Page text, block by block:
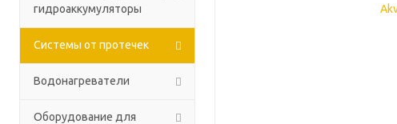
гидроаккумуляторы
Системы от протечек
Водонагреватели
Оборудование для